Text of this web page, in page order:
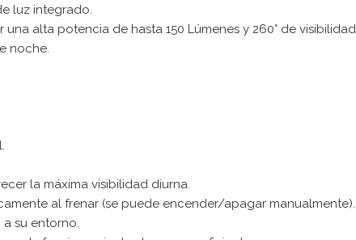
luz integrado.
alta potencia de hasta 150 Lúmenes y 260° de visibilidad.
noche.
la máxima visibilidad diurna.
al frenar (se puede encender/apagar manualmente).
su entorno.